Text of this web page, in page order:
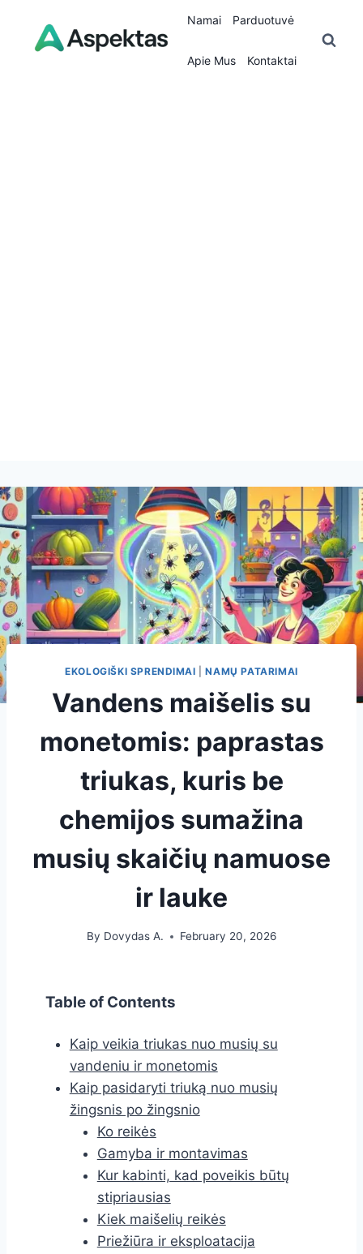
content
Namai Parduotuvė
Apie Mus Kontaktai
EKOLOGIŠKI SPRENDIMAI |NAMŲ PATARIMAI
Vandens maišelis su
monetomis: paprastas
triukas, kuris be
chemijos sumažina
musių skaičių namuose
ir lauke
By Dovydas A. February 20, 2026
Table of Contents
Kaip veikia triukas nuo musių su
vandeniu ir monetomis
Kaip pasidaryti triuką nuo musių
žingsnis po žingsnio
Ko reikės
Gamyba ir montavimas
Kur kabinti, kad poveikis būtų
stipriausias
Kiek maišelių reikės
Priežiūra ir eksploatacija